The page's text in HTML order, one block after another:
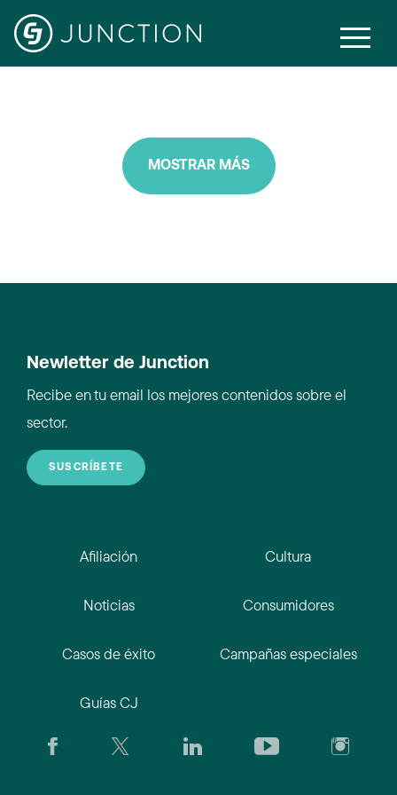
Mobile
MOSTRAR MÁS
Newletter de Junction
Recibe en tu email los mejores contenidos sobre el
sector.
SUSCRÍBETE
Afiliación
Noticias
Casos de éxito
Guías CJ
Cultura
Consumidores
Campañas especiales